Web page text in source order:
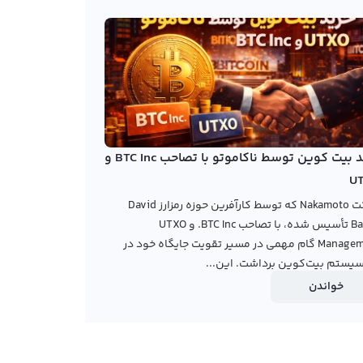
خرید بیت کوین توسط ناکاموتو با تصاحب BTC Inc و
شرکت Nakamoto که توسط کارآفرین حوزه رمزارز David
Bailey تأسیس شده، با تصاحب BTC Inc. و UTXO
Management گام مهمی در مسیر تقویت جایگاه خود در
بیت‌کوین برداشت. این...
خواندن